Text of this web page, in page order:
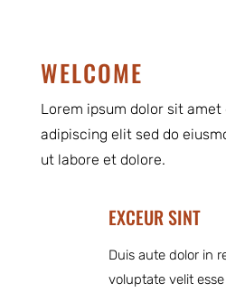
WELCOME
Lorem ipsum dolor sit
adipiscing elit sed do
ut labore et dolore.
EXCEUR SINT
Duis aute dolor in
voluptate velit